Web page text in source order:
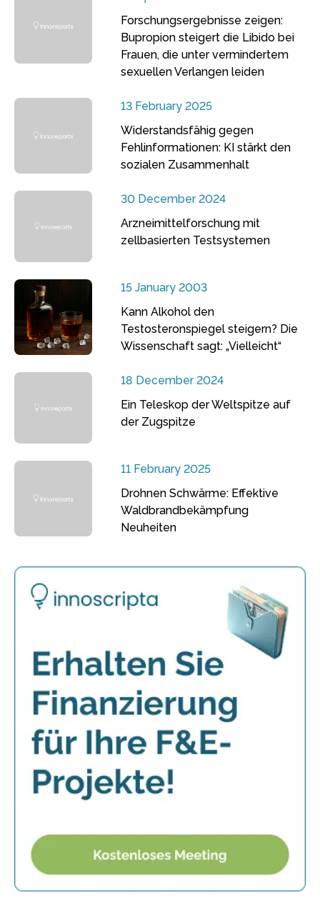
Forschungsergebnisse zeigen:
Bupropion steigert die Libido bei
Frauen, die unter vermindertem
sexuellen Verlangen leiden
13 February 2025
Widerstandsfähig gegen
Fehlinformationen: KI stärkt den
sozialen Zusammenhalt
30 December 2024
Arzneimittelforschung mit
zellbasierten Testsystemen
15 January 2003
Kann Alkohol den
Testosteronspiegel steigern? Die
Wissenschaft sagt: „Vielleicht“
18 December 2024
Ein Teleskop der Weltspitze auf
der Zugspitze
11 February 2025
Drohnen Schwärme: Effektive
Waldbrandbekämpfung
Neuheiten